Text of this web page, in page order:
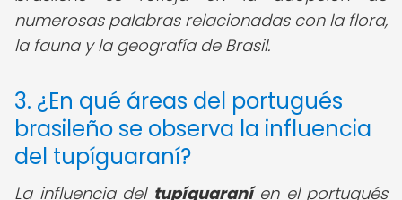
numerosas palabras relacionadas con la flora,
la fauna y la geografía de Brasil.
3. ¿En qué áreas del portugués
brasileño se observa la influencia
del tupíguaraní?
La influencia del tupíguaraníen el portugués